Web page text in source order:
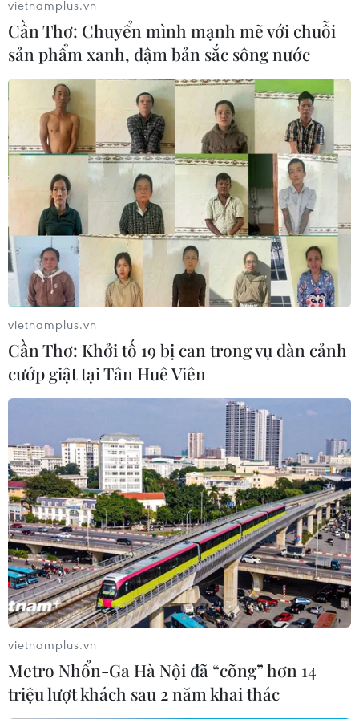
vietnamplus.vn
Cần Thơ: Chuyển mình mạnh mẽ với chuỗi
sản phẩm xanh, đậm bản sắc sông nước
vietnamplus.vn
Cần Thơ: Khởi tố 19 bị can trong vụ dàn cảnh
cướp giật tại Tân Huê Viên
vietnamplus.vn
Metro Nhổn-Ga Hà Nội đã “cõng” hơn 14
triệu lượt khách sau 2 năm khai thác